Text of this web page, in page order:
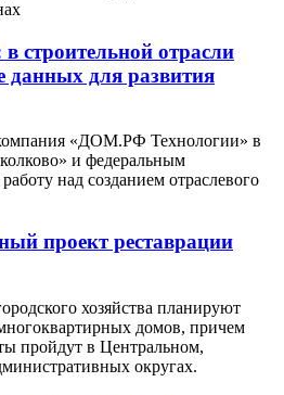
строительной отрасли
данных для развития
«ДОМ.РФ Технологии» в
и федеральным
над созданием отраслевого
проект реставрации
хозяйства планируют
домов, причем
пройдут в Центральном,
округах.